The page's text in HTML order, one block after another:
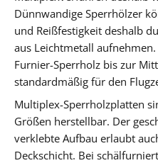
Dünnwandige Sperrhölzer
und Reißfestigkeit deshalb
aus Leichtmetall
Furnier-Sperrholz bis zur
standardmäßig für den
Multiplex-Sperrholzplatten
Größen herstellbar. Der
verklebte Aufbau erlaubt
Deckschicht. Bei